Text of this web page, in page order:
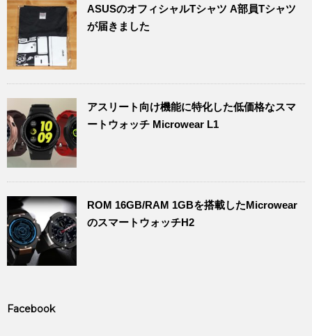
ASUSのオフィシャルTシャツ A部員Tシャツ
が届きました
アスリート向け機能に特化した低価格なスマ
ートウォッチ Microwear L1
ROM 16GB/RAM 1GBを搭載したMicrowear
のスマートウォッチH2
Facebook